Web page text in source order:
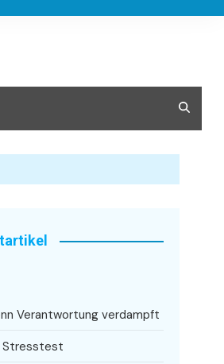
Verantwortung verdampft
Stresstest